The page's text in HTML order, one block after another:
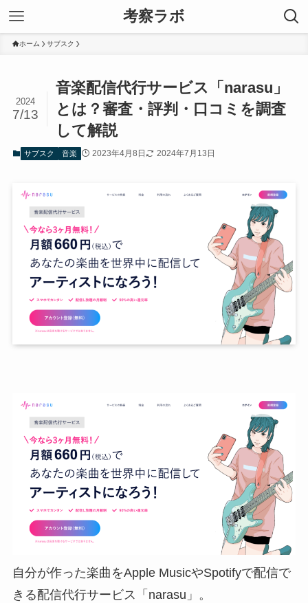
考察ラボ
ホーム サブスク
音楽配信代行サービス「narasu」
とは？審査・評判・口コミを調査
して解説
2024
7/13
サブスク 音楽 2023年4月8日 2024年7月13日
自分が作った楽曲をApple MusicやSpotifyで配信で
きる配信代行サービス「narasu」。